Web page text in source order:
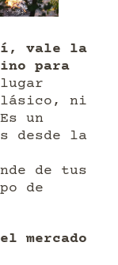
vale la
para
ni
un
desde la
de tus
de
mercado